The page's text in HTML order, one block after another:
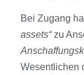
Bei Zugang
assets“zu
Wesentlichen